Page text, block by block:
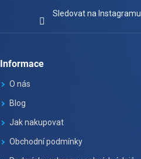
Sledovat na Instagramu
Informace
O nás
Blog
Jak nakupovat
Obchodní podmínky